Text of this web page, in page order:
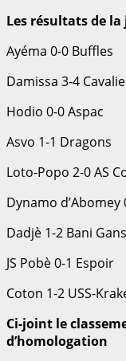
Les résultats de
Ayéma 0-0 Buffles
Damissa 3-4
Hodio 0-0 Aspac
Asvo 1-1 Dragons
Loto-Popo 2-0 AS
Dynamo d’Abomey
Dadjè 1-2 Bani
JS Pobè 0-1 Espoir
Coton 1-2 USS-
Ci-joint le
d’homologation